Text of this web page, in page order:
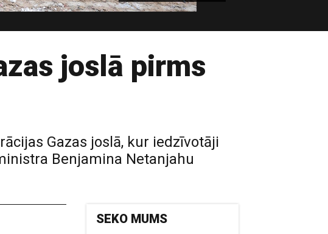
joslā pirms
Gazas joslā, kur iedzīvotāji
Benjamina Netanjahu
SEKO MUMS